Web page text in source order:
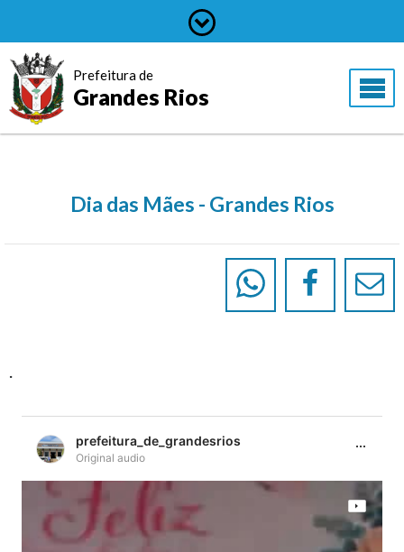
Prefeitura de
Grandes Rios
Dia das Mães - Grandes Rios
.
prefeitura_de_grandesrios
Original audio